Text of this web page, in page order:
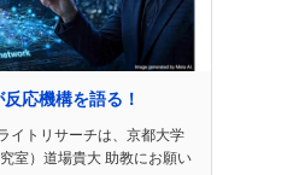
応機構を語る！
イトリサーチは、京都大学
室）道場貴大 助教にお願い